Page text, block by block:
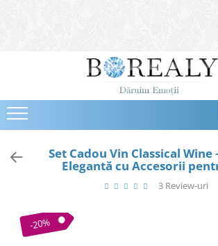
Bijuterii
Cercei
Bratari
Coliere
Destinatari
Set Cadou Vin Classical Wine
Elegantă cu Accesorii
3 Review-uri
-20%